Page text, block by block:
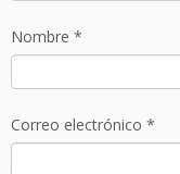
Nombre *
Correo electrónico *